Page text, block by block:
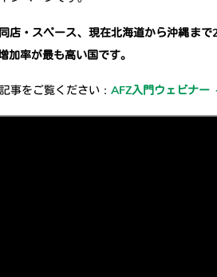
店・スペース、現在北海道から沖縄ま
加率が最も高い国です。
事をご覧ください： AFZ入門ウェビナー